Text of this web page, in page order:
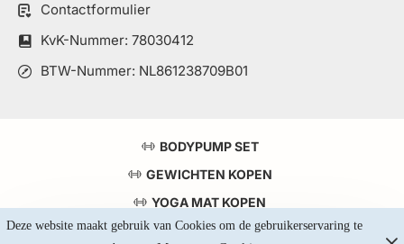
Deze website maakt gebruik van Cookies om de gebruikerservaring te
Contactformulier
KvK-Nummer: 78030412
BTW-Nummer: NL861238709B01
BODYPUMP SET
GEWICHTEN KOPEN
YOGA MAT KOPEN
TOP 5 KRACHTSTATIONS